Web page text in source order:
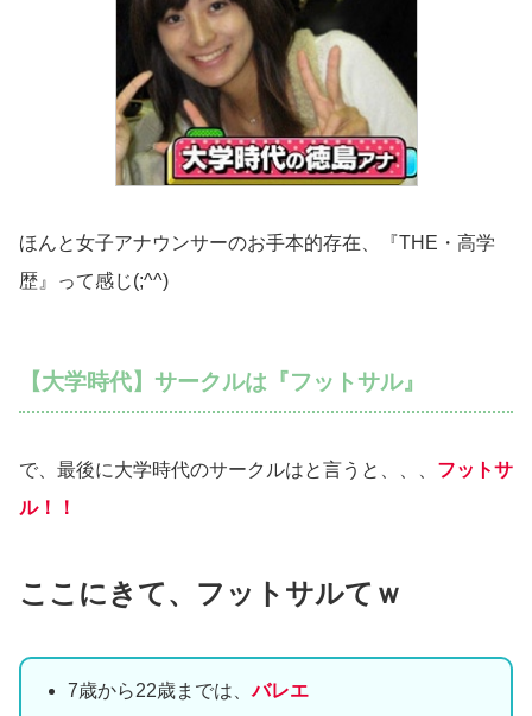
ほんと女子アナウンサーのお手本的存在、『THE・高学
歴』って感じ(;^^)
【大学時代】サークルは『フットサル』
で、最後に大学時代のサークルはと言うと、、、 フットサ
ル！！
ここにきて、フットサルてｗ
7歳から22歳までは、バレエ